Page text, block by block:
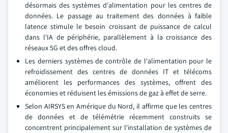
désormais des systèmes d'alimentation pour les centres de
données. Le passage au traitement des données à faible
latence stimule le besoin croissant de puissance de calcul
dans l'IA de périphérie, parallèlement à la croissance des
réseaux 5G et des offres cloud.
Les derniers systèmes de contrôle de l'alimentation pour le
refroidissement des centres de données IT et télécoms
améliorent les performances des systèmes, offrent des
économies et réduisent les émissions de gaz à effet de serre.
Selon AIRSYS en Amérique du Nord, il affirme que les centres
de données et de télémétrie récemment construits se
concentrent principalement sur l'installation de systèmes de